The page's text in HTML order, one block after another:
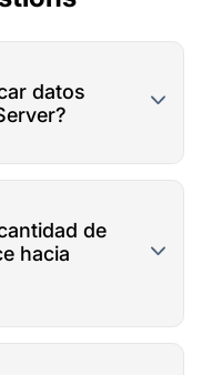
datos
de
hacia